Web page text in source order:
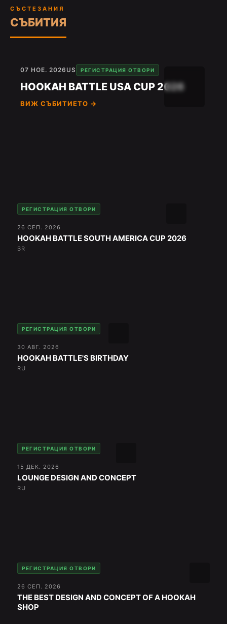
СЪСТЕЗАНИЯ
СЪБИТИЯ
07 НОЕ. 2026 US РЕГИСТРАЦИЯ ОТВОРИ
HOOKAH BATTLE USA CUP 2026
ВИЖ СЪБИТИЕТО →
РЕГИСТРАЦИЯ ОТВОРИ
26 СЕП. 2026
HOOKAH BATTLE SOUTH AMERICA CUP 2026
BR
РЕГИСТРАЦИЯ ОТВОРИ
30 АВГ. 2026
HOOKAH BATTLE'S BIRTHDAY
RU
РЕГИСТРАЦИЯ ОТВОРИ
15 ДЕК. 2026
LOUNGE DESIGN AND CONCEPT
RU
РЕГИСТРАЦИЯ ОТВОРИ
26 СЕП. 2026
THE BEST DESIGN AND CONCEPT OF A HOOKAH
SHOP